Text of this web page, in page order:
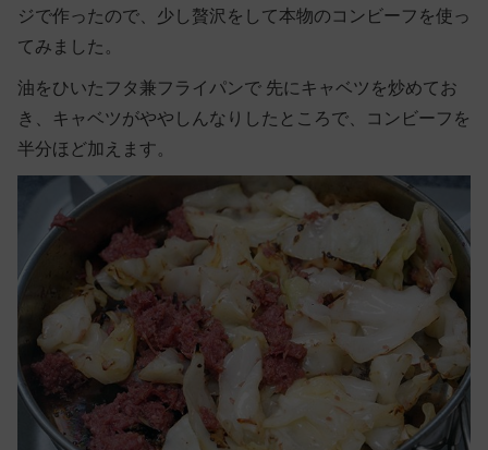
ジで作ったので、少し贅沢をして本物のコンビーフを使っ
てみました。
油をひいたフタ兼フライパンで 先にキャベツを炒めてお
き、キャベツがややしんなりしたところで、コンビーフを
半分ほど加えます。